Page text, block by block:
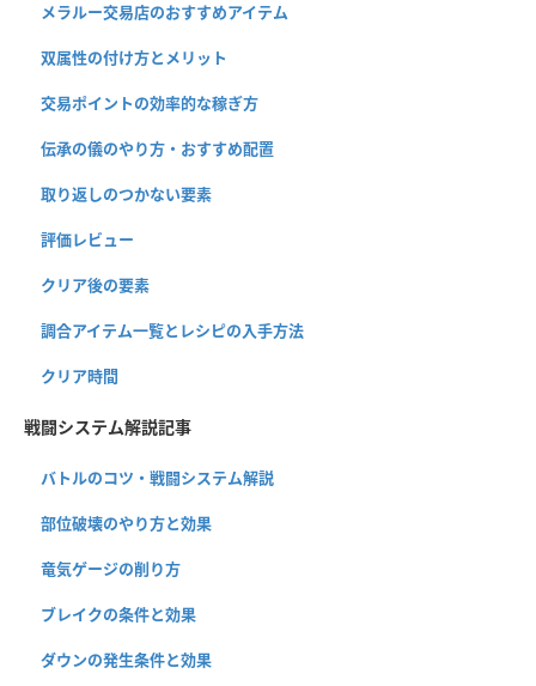
メラルー交易店のおすすめアイテム
双属性の付け方とメリット
交易ポイントの効率的な稼ぎ方
伝承の儀のやり方・おすすめ配置
取り返しのつかない要素
評価レビュー
クリア後の要素
調合アイテム一覧とレシピの入手方法
クリア時間
戦闘システム解説記事
バトルのコツ・戦闘システム解説
部位破壊のやり方と効果
竜気ゲージの削り方
ブレイクの条件と効果
ダウンの発生条件と効果